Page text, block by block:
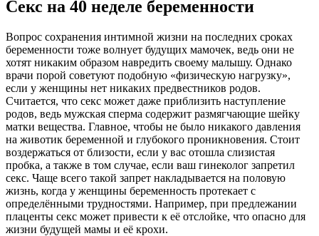
Секс на 40 неделе беременности
Вопрос сохранения интимной жизни на последних сроках
беременности тоже волнует будущих мамочек, ведь они не
хотят никаким образом навредить своему малышу. Однако
врачи порой советуют подобную «физическую нагрузку»,
если у женщины нет никаких предвестников родов.
Считается, что секс может даже приблизить наступление
родов, ведь мужская сперма содержит размягчающие шейку
матки вещества. Главное, чтобы не было никакого давления
на животик беременной и глубокого проникновения. Стоит
воздержаться от близости, если у вас отошла слизистая
пробка, а также в том случае, если ваш гинеколог запретил
секс. Чаще всего такой запрет накладывается на половую
жизнь, когда у женщины беременность протекает с
определёнными трудностями. Например, при предлежании
плаценты секс может привести к её отслойке, что опасно для
жизни будущей мамы и её крохи.